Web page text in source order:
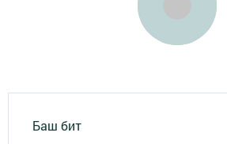
Баш бит